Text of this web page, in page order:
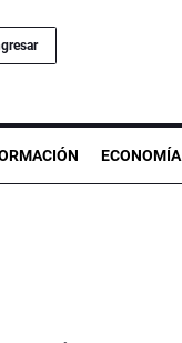
ECONOMÍA